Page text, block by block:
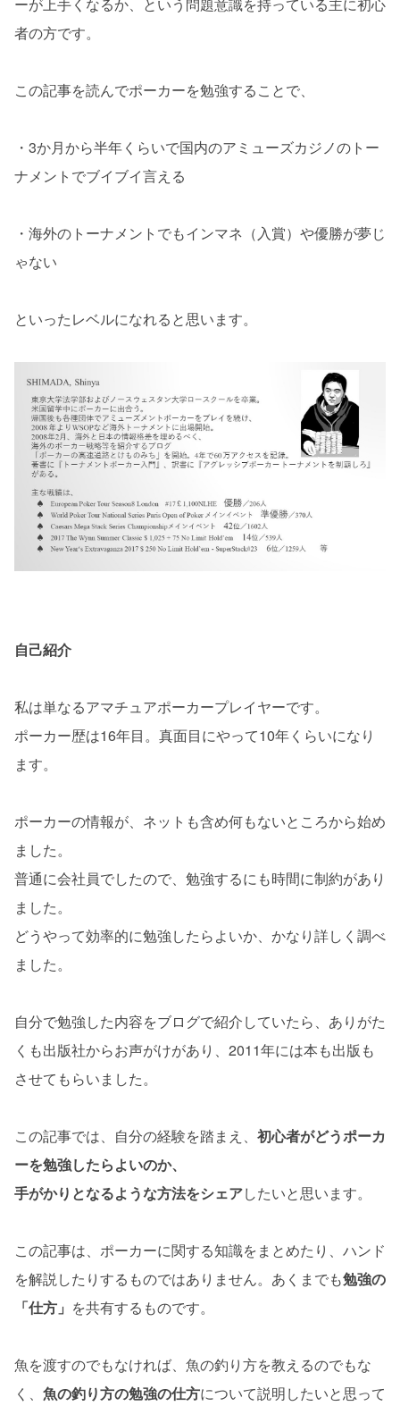
ーが上手くなるか、という問題意識を持っている主に初心
者の方です。
この記事を読んでポーカーを勉強することで、
・3か月から半年くらいで国内のアミューズカジノのトー
ナメントでブイブイ言える
・海外のトーナメントでもインマネ（入賞）や優勝が夢じ
ゃない
といったレベルになれると思います。
自己紹介
私は単なるアマチュアポーカープレイヤーです。
ポーカー歴は16年目。真面目にやって10年くらいになり
ます。
ポーカーの情報が、ネットも含め何もないところから始め
ました。
普通に会社員でしたので、勉強するにも時間に制約があり
ました。
どうやって効率的に勉強したらよいか、かなり詳しく調べ
ました。
自分で勉強した内容をブログで紹介していたら、ありがた
くも出版社からお声がけがあり、2011年には本も出版も
させてもらいました。
この記事では、自分の経験を踏まえ、 初心者がどうポーカ
ーを勉強したらよいのか、
手がかりとなるような方法をシェアしたいと思います。
この記事は、ポーカーに関する知識をまとめたり、ハンド
を解説したりするものではありません。あくまでも勉強の
「仕方」 を共有するものです。
魚を渡すのでもなければ、魚の釣り方を教えるのでもな
く、 魚の釣り方の勉強の仕方について説明したいと思って